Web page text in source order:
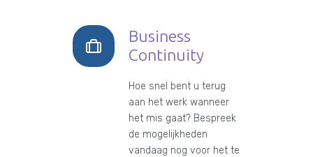
Business
Continuity
Hoe snel bent u terug
aan het werk wanneer
het mis gaat? Bespreek
de mogelijkheden
vandaag nog voor het te